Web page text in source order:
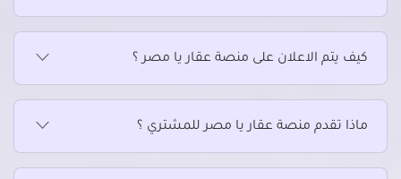
كيف يتم الاعلان على منصة عقار يا مصر ؟
ماذا تقدم منصة عقار يا مصر للمشتري ؟